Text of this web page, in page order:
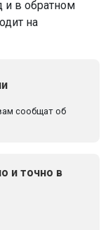
и в обратном
на
сообщат об
и точно в